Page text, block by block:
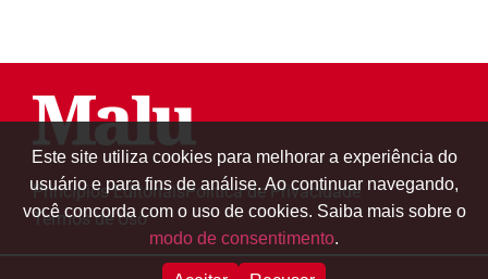
Princípios EditoriaisPolítica de Privacidade
Termos de Uso
Este site utiliza cookies para melhorar a experiência do
usuário e para fins de análise. Ao continuar navegando,
você concorda com o uso de cookies. Saiba mais sobre o
modo de consentimento.